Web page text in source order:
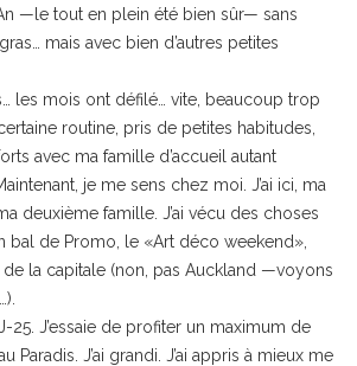
—le tout en plein été bien sûr— sans
mais avec bien d’autres petites
les mois ont défilé… vite, beaucoup trop
routine, pris de petites habitudes,
avec ma famille d’accueil autant
je me sens chez moi. J’ai ici, ma
deuxième famille. J’ai vécu des choses
bal de Promo, le «Art déco weekend»,
de la capitale (non, pas Auckland —voyons
25. J’essaie de profiter un maximum de
Paradis. J’ai grandi. J’ai appris à mieux me